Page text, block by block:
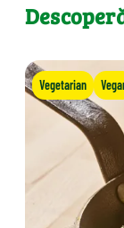
Vegetarian